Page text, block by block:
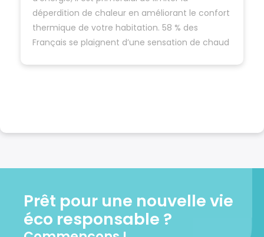
déperdition de chaleur en améliorant le confort
thermique de votre habitation. 58 % des
Français se plaignent d’une sensation de chaud
Prêt pour une nouvelle vie
éco responsable ?